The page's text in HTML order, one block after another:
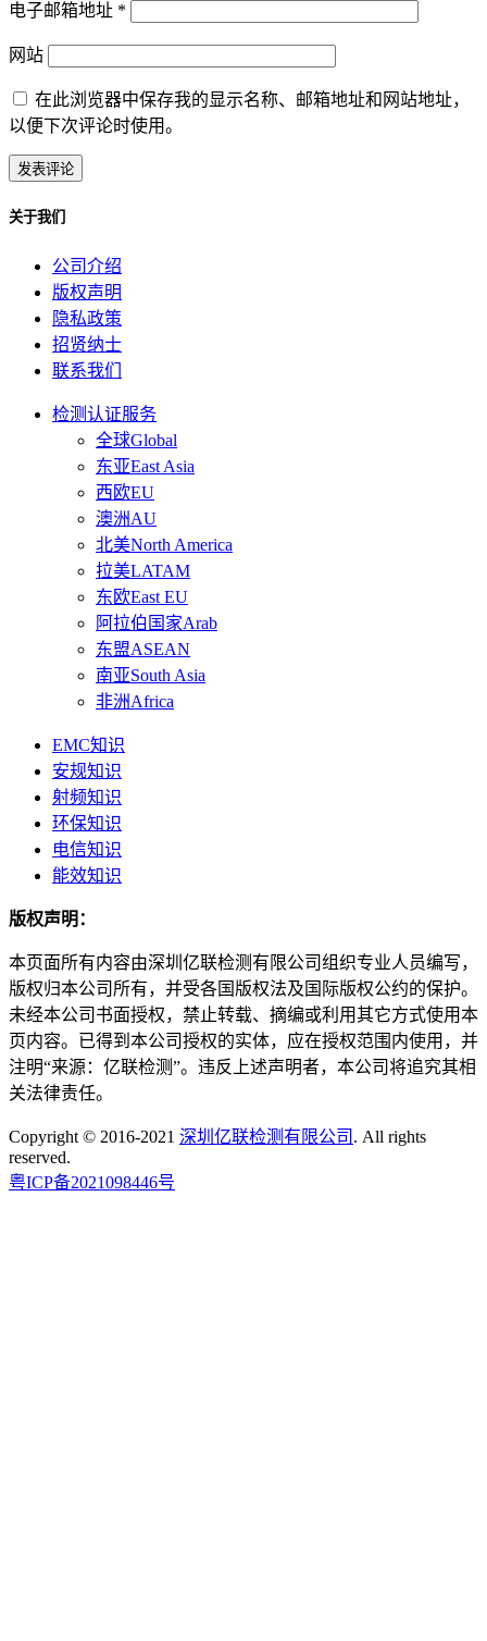
电子邮箱地址 *
网站
在此浏览器中保存我的显示名称、邮箱地址和网站地址，
以便下次评论时使用。
关于我们
公司介绍
版权声明
隐私政策
招贤纳士
联系我们
检测认证服务
全球Global
东亚East Asia
西欧EU
澳洲AU
北美North America
拉美LATAM
东欧East EU
阿拉伯国家Arab
东盟ASEAN
南亚South Asia
非洲Africa
EMC知识
安规知识
射频知识
环保知识
电信知识
能效知识
版权声明：
本页面所有内容由深圳亿联检测有限公司组织专业人员编写，
版权归本公司所有，并受各国版权法及国际版权公约的保护。
未经本公司书面授权，禁止转载、摘编或利用其它方式使用本
页内容。已得到本公司授权的实体，应在授权范围内使用，并
注明“来源：亿联检测”。违反上述声明者，本公司将追究其相
关法律责任。
Copyright © 2016-2021 深圳亿联检测有限公司 . All rights
reserved.
粤ICP备2021098446号